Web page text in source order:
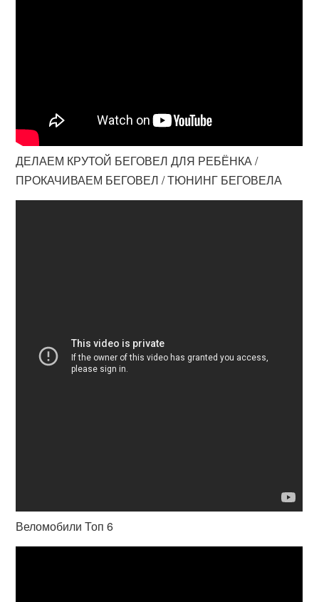
ДЕЛАЕМ КРУТОЙ БЕГОВЕЛ ДЛЯ РЕБЁНКА /
ПРОКАЧИВАЕМ БЕГОВЕЛ / ТЮНИНГ БЕГОВЕЛА
Веломобили Топ 6